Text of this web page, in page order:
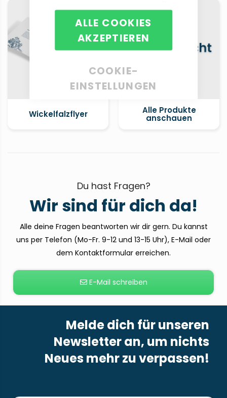
Wickelfalzflyer Alle Produkte
anschauen
Du hast Fragen?
Wir sind für dich da!
Alle deine Fragen beantworten wir dir gern. Du kannst
uns per Telefon (Mo-Fr. 9-12 und 13-15 Uhr), E-Mail oder
dem Kontaktformular erreichen.
E-Mail schreiben
Melde dich für unseren
Newsletter an, um nichts
Neues mehr zu verpassen!
ALLE COOKIES
AKZEPTIEREN
COOKIE-
EINSTELLUNGEN